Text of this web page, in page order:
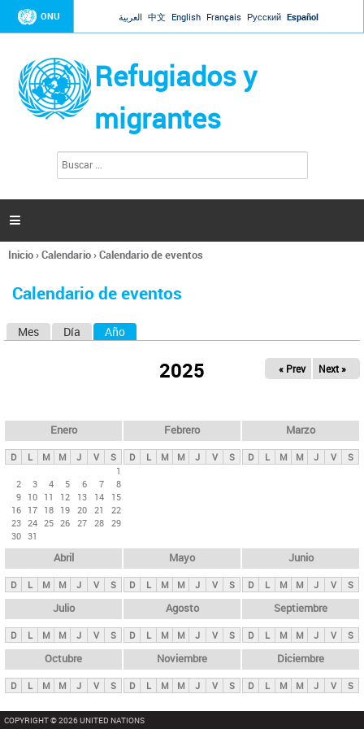
Jump to navigation
ONU العربية 中文 English Français Русский Español
Refugiados y
migrantes
l
d
s

Se
usted
Inicio›Calendario›Calendario de eventos
Calendario de eventos
s
p
n
c
i
p
l
e
s
Mes Día Año
2025 « Prev Next »
Enero
D L M M J V
S
1
2
3 4 5 6 7
8
9 10 11 12 13 14
15
16 17 18 19 20 21
22
23 24 25 26 27 28 29
30 31
Febrero
D L M M J V S
Marzo
D L M M J V S
Abril
D L M M J V S
Mayo
D L M M J V S
Junio
D L M M J V S
Julio
D L M M J V S
Agosto
D L M M J V S
Septiembre
D L M M J V S
Octubre
D L M M J V S
Noviembre
D L M M J V S
Diciembre
D L M M J V S
COPYRIGHT © 2026 UNITED NATIONS